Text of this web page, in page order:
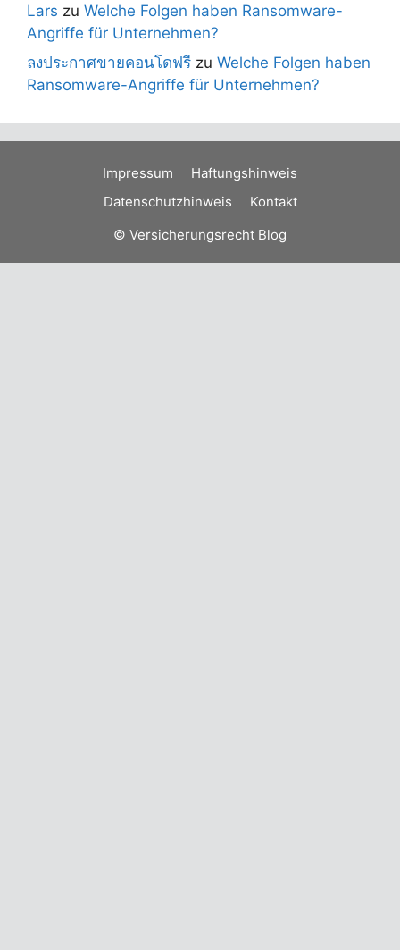
Lars zu Welche Folgen haben Ransomware-
Angriffe für Unternehmen?
ลงประกาศขายคอนโดฟรี zu Welche Folgen haben
Ransomware-Angriffe für Unternehmen?
Impressum
Haftungshinweis
Datenschutzhinweis
Kontakt
© Versicherungsrecht Blog